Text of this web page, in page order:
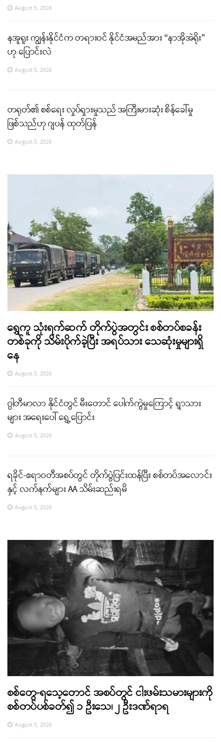
August 5, 2026
နအူရူး ကျွန်းနိုင်ငံက တရားဝင် နိုင်ငံအမည်အား “နာအိုအဲရိုး”
ဟု ပြောင်းလဲ
August 5, 2026
တရုတ်၏ စစ်ရေး လှုပ်ရှားမှုသည် အကြီးမားဆုံး စိန်ခေါ်မှု
ဖြစ်သည်ဟု ဂျပန် ထုတ်ပြန်
August 5, 2026
ရွှေကူ သုံးရက်ဆက် တိုက်ပွဲအတွင်း စစ်တပ်စခန်း
တစ်ခုကို သိမ်းပိုက်ခဲ့ပြီး အရပ်သား သေဆုံးမှုများရှိ
နေ
August 5, 2026
ဂွါတီမာလာ နိုင်ငံတွင် မီးတောင် ပေါက်ကွဲမှုကြောင့် ရွာသား
များ အရေးပေါ် ရွှေ့ပြောင်း
August 5, 2026
ရခိုင်-ဧရာဝတီအစပ်တွင် တိုက်ပွဲပြင်းထန်ပြီး စစ်တပ်အလောင်း
နှင့် လက်နက်များ AA သိမ်းဆည်းရမိ
August 5, 2026
စစ်တွေ-ရသေ့တောင် အစပ်တွင် ငါးဖမ်းသမားများကို
စစ်တပ်ပစ်ခတ်၍ ၁ ဦးသေ၊ ၂ ဦးဒဏ်ရာရ
August 5, 2026